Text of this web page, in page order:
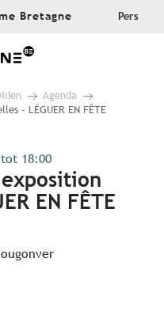
Bretagne Pers
Agenda
- LÉGUER EN FÊTE
18:00
EN FÊTE